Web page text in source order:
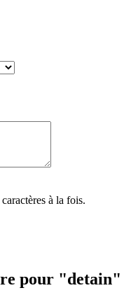
caractères à la fois.
pour "detain"